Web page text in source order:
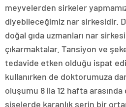
meyvelerden sirkeler
diyebileceğimiz nar sirkesidir.
doğal gıda uzmanları nar
çıkarmaktalar. Tansiyon ve
tedavide etken olduğu ispat
kullanırken de doktorumuza
oluşumu 8 ila 12 hafta
şişelerde karanlık serin bir